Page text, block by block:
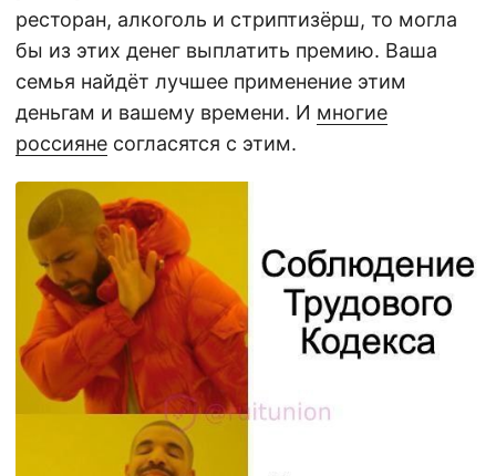
ресторан, алкоголь и стриптизёрш, то могла
бы из этих денег выплатить премию. Ваша
семья найдёт лучшее применение этим
деньгам и вашему времени. И многие
россияне согласятся с этим.